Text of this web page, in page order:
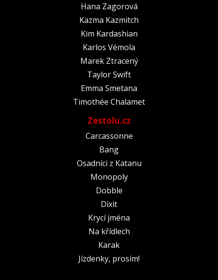
Hana Zagorová
Kazma Kazmitch
Kim Kardashian
Karlos Vémola
Marek Ztracený
Taylor Swift
Emma Smetana
Timothée Chalamet
Zestolu.cz
Carcassonne
Bang
Osadníci z Katanu
Monopoly
Dobble
Dixit
Krycí jména
Na křídlech
Karak
Jízdenky, prosím!